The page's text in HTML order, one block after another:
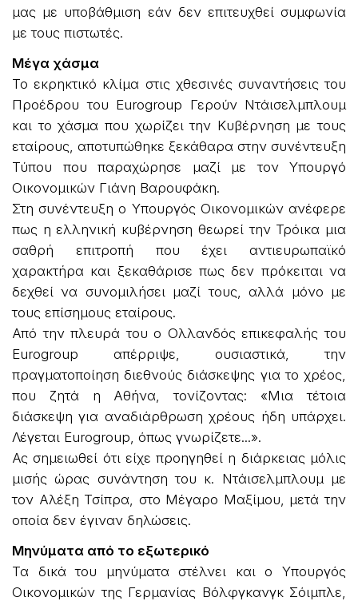
μας με υποβάθμιση εάν δεν επιτευχθεί συμφωνία
με τους πιστωτές.
Μέγα χάσμα
Το εκρηκτικό κλίμα στις χθεσινές συναντήσεις του
Προέδρου του Eurogroup Γερούν Ντάισελμπλουμ
και το χάσμα που χωρίζει την Κυβέρνηση με τους
εταίρους, αποτυπώθηκε ξεκάθαρα στην συνέντευξη
Τύπου που παραχώρησε μαζί με τον Υπουργό
Οικονομικών Γιάνη Βαρουφάκη.
Στη συνέντευξη ο Υπουργός Οικονομικών ανέφερε
πως η ελληνική κυβέρνηση θεωρεί την Τρόικα μια
σαθρή επιτροπή που έχει αντιευρωπαϊκό
χαρακτήρα και ξεκαθάρισε πως δεν πρόκειται να
δεχθεί να συνομιλήσει μαζί τους, αλλά μόνο με
τους επίσημους εταίρους.
Από την πλευρά του ο Ολλανδός επικεφαλής του
Eurogroup απέρριψε, ουσιαστικά, την
πραγματοποίηση διεθνούς διάσκεψης για το χρέος,
που ζητά η Αθήνα, τονίζοντας: «Μια τέτοια
διάσκεψη για αναδιάρθρωση χρέους ήδη υπάρχει.
Λέγεται Eurogroup, όπως γνωρίζετε...».
Ας σημειωθεί ότι είχε προηγηθεί η διάρκειας μόλις
μισής ώρας συνάντηση του κ. Ντάισελμπλουμ με
τον Αλέξη Τσίπρα, στο Μέγαρο Μαξίμου, μετά την
οποία δεν έγιναν δηλώσεις.
Μηνύματα από το εξωτερικό
Τα δικά του μηνύματα στέλνει και ο Υπουργός
Οικονομικών της Γερμανίας Βόλφγκανγκ Σόιμπλε,